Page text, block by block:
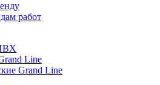
работ
Line
Grand Line